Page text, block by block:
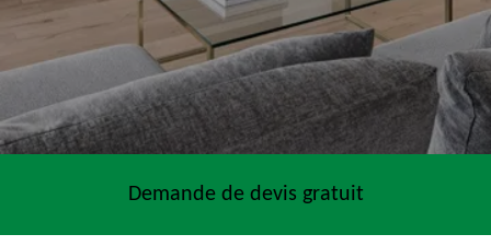
Demande de devis gratuit